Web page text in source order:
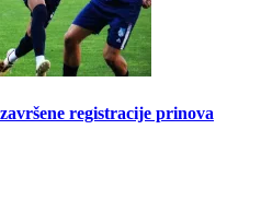
registracije prinova